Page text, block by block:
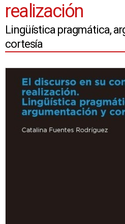
realización
Lingüística pragmática,
cortesía